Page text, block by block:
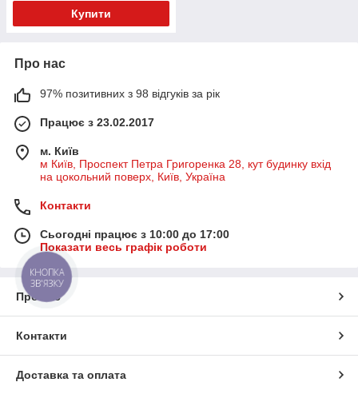
Купити
Про нас
97% позитивних з 98 відгуків за рік
Працює з 23.02.2017
м. Київ
м Київ, Проспект Петра Григоренка 28, кут будинку вхід
на цокольний поверх, Київ, Україна
Контакти
Сьогодні працює з 10:00 до 17:00
Показати весь графік роботи
Про нас
Контакти
Доставка та оплата
КНОПКА
ЗВ'ЯЗКУ